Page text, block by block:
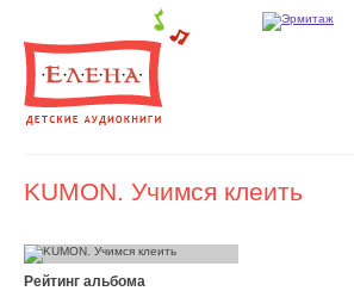
KUMON. Учимся клеить
Рейтинг альбома